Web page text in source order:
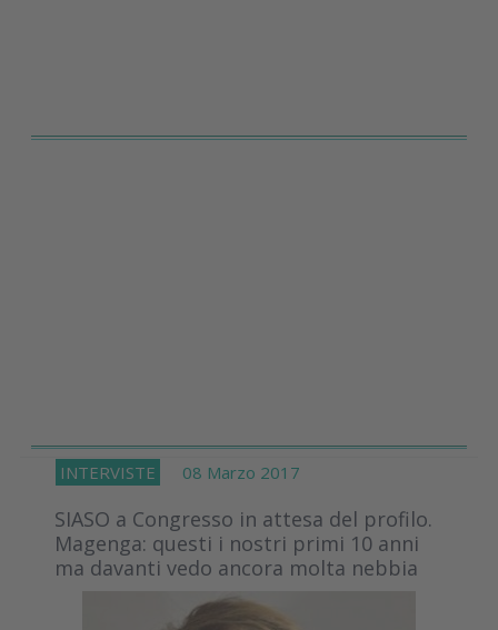
INTERVISTE 08 Marzo 2017
SIASO a Congresso in attesa del profilo.
Magenga: questi i nostri primi 10 anni
ma davanti vedo ancora molta nebbia